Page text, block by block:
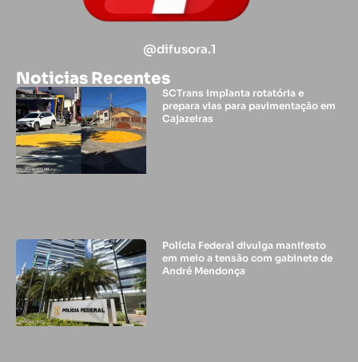
@difusora.1
Noticias Recentes
SCTrans implanta rotatória e
prepara vias para pavimentação em
Cajazeiras
Polícia Federal divulga manifesto
em meio a tensão com gabinete de
André Mendonça